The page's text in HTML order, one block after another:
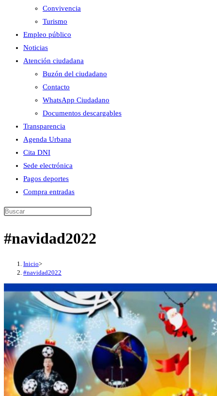
Convivencia
Turismo
Empleo público
Noticias
Atención ciudadana
Buzón del ciudadano
Contacto
WhatsApp Ciudadano
Documentos descargables
Transparencia
Agenda Urbana
Cita DNI
Sede electrónica
Pagos deportes
Compra entradas
Buscar
esta
#navidad2022
Inicio>
#navidad2022